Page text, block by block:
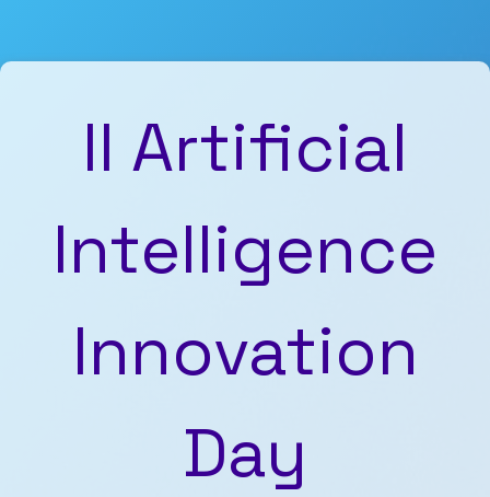
II Artificial
Intelligence
Innovation
Day